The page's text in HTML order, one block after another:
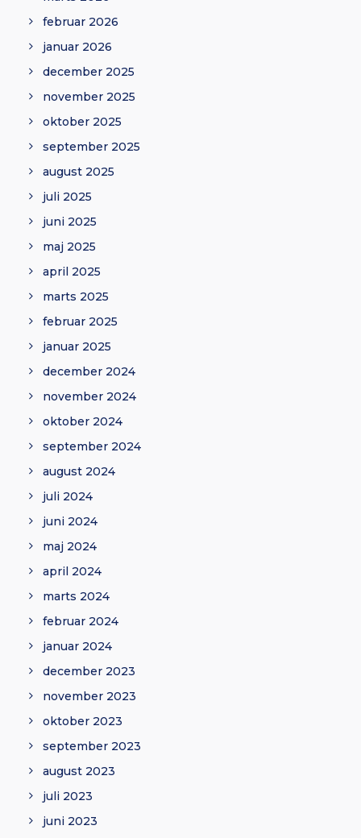
februar 2026
januar 2026
december 2025
november 2025
oktober 2025
september 2025
august 2025
juli 2025
juni 2025
maj 2025
april 2025
marts 2025
februar 2025
januar 2025
december 2024
november 2024
oktober 2024
september 2024
august 2024
juli 2024
juni 2024
maj 2024
april 2024
marts 2024
februar 2024
januar 2024
december 2023
november 2023
oktober 2023
september 2023
august 2023
juli 2023
juni 2023